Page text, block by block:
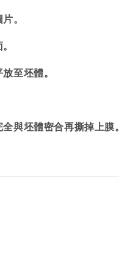
。
至坯體。
與坯體密合再撕掉上膜。